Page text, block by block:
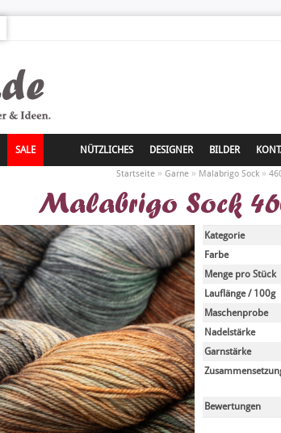
SALE NÜTZLICHES DESIGNER BILDER
Startseite» Garne» Malabrigo Sock»
Malabrigo Sock
Kategorie
Farbe
Menge pro Stück
Lauflänge / 100g
Maschenprobe
Nadelstärke
Garnstärke
Bewertungen